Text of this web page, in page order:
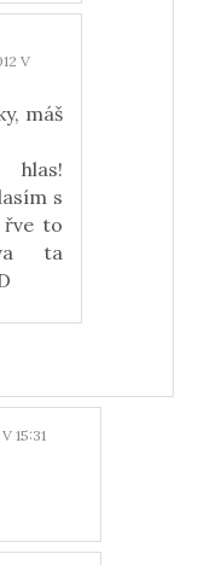
V
máš
hlas!
s
to
ta
15:31